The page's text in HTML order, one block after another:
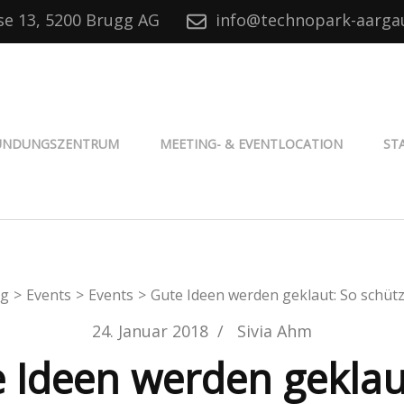
13, 5200 Brugg AG info@technopark-
MEETING- & EVENTLOCATION
> Events > Events > Gute Ideen werden geklaut: So
24. Januar 2018 / Sivia Ahm
Ideen werden